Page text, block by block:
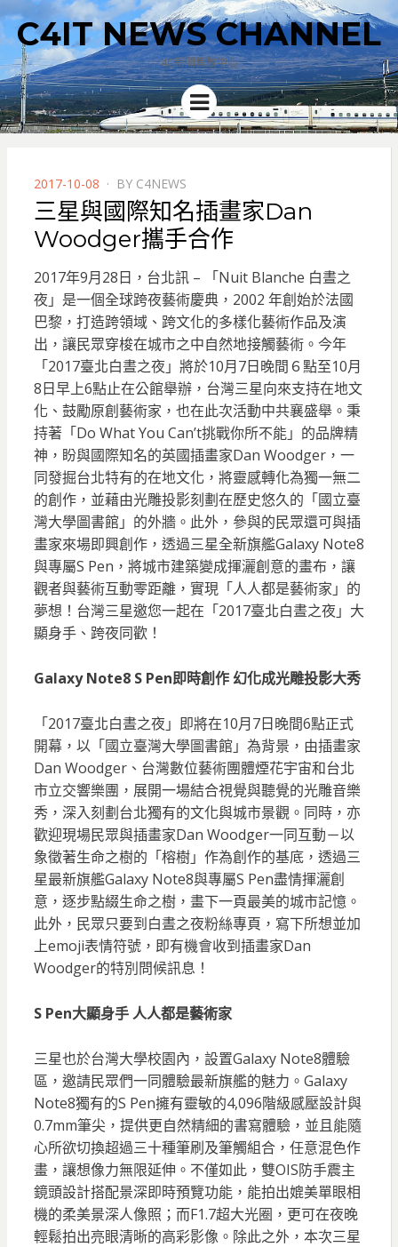
C4IT NEWS CHANNEL
4C新聞集散中心
Menu
POSTED
ON
2017-10-08 BY C4NEWS
三星與國際知名插畫家Dan
Woodger攜手合作
2017年9月28日，台北訊 – 「Nuit Blanche 白晝之
夜」是一個全球跨夜藝術慶典，2002 年創始於法國
巴黎，打造跨領域、跨文化的多樣化藝術作品及演
出，讓民眾穿梭在城市之中自然地接觸藝術。 今年
「2017臺北白晝之夜」將於10月7日晚間６點至10月
8日早上6點止在公館舉辦，台灣三星向來支持在地文
化、鼓勵原創藝術家，也在此次活動中共襄盛舉。秉
持著「Do What You Can’t挑戰你所不能」的品牌精
神，盼與國際知名的英國插畫家Dan Woodger，一
同發掘台北特有的在地文化，將靈感轉化為獨一無二
的創作，並藉由光雕投影刻劃在歷史悠久的「國立臺
灣大學圖書館」的外牆。此外，參與的民眾還可與插
畫家來場即興創作，透過三星全新旗艦Galaxy Note8
與專屬S Pen，將城市建築變成揮灑創意的畫布，讓
觀者與藝術互動零距離，實現「人人都是藝術家」的
夢想！台灣三星邀您一起在「2017臺北白晝之夜」大
顯身手、跨夜同歡！
Galaxy Note8 S Pen即時創作 幻化成光雕投影大秀
「2017臺北白晝之夜」即將在10月7日晚間6點正式
開幕，以「國立臺灣大學圖書館」為背景，由插畫家
Dan Woodger、台灣數位藝術團體煙花宇宙和台北
市立交響樂團，展開一場結合視覺與聽覺的光雕音樂
秀，深入刻劃台北獨有的文化與城市景觀。同時，亦
歡迎現場民眾與插畫家Dan Woodger一同互動－以
象徵著生命之樹的「榕樹」作為創作的基底，透過三
星最新旗艦Galaxy Note8與專屬S Pen盡情揮灑創
意，逐步點綴生命之樹，畫下一頁最美的城市記憶。
此外，民眾只要到白晝之夜粉絲專頁，寫下所想並加
上emoji表情符號，即有機會收到插畫家Dan
Woodger的特別問候訊息！
S Pen大顯身手 人人都是藝術家
三星也於台灣大學校園內，設置Galaxy Note8體驗
區，邀請民眾們一同體驗最新旗艦的魅力。Galaxy
Note8獨有的S Pen擁有靈敏的4,096階級感壓設計與
0.7mm筆尖，提供更自然精細的書寫體驗，並且能隨
心所欲切換超過三十種筆刷及筆觸組合，任意混色作
畫，讓想像力無限延伸。不僅如此，雙OIS防手震主
鏡頭設計搭配景深即時預覽功能，能拍出媲美單眼相
機的柔美景深人像照；而F1.7超大光圈，更可在夜晚
輕鬆拍出亮眼清晰的高彩影像。除此之外，本次三星